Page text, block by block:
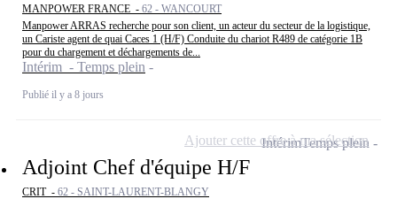
MANPOWER FRANCE - 62 - WANCOURT
Manpower ARRAS recherche pour son client, un acteur du secteur de la logistique,
un Cariste agent de quai Caces 1 (H/F) Conduite du chariot R489 de catégorie 1B
pour du chargement et déchargements de...
Intérim - Temps plein
Publié il y a 8 jours
Adjoint Chef d'équipe H/F
CRIT - 62 - SAINT-LAURENT-BLANGY
IntérimTemps plein
Ajouter cette offre à ma sélection